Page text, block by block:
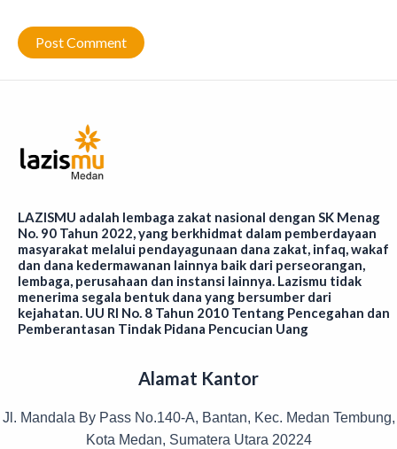
LAZISMU adalah lembaga zakat nasional dengan SK Menag
No. 90 Tahun 2022, yang berkhidmat dalam pemberdayaan
masyarakat melalui pendayagunaan dana zakat, infaq, wakaf
dan dana kedermawanan lainnya baik dari perseorangan,
lembaga, perusahaan dan instansi lainnya. Lazismu tidak
menerima segala bentuk dana yang bersumber dari
kejahatan. UU RI No. 8 Tahun 2010 Tentang Pencegahan dan
Pemberantasan Tindak Pidana Pencucian Uang
Alamat Kantor
Jl. Mandala By Pass No.140-A, Bantan, Kec. Medan Tembung,
Kota Medan, Sumatera Utara 20224